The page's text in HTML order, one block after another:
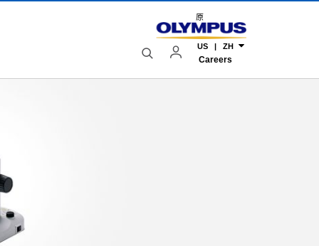
原
US | ZH
Careers